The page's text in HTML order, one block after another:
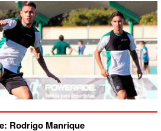
Rodrigo Manrique